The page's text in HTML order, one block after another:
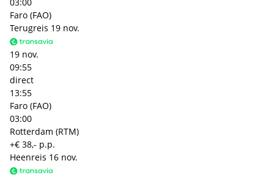
Faro (FAO)
Terugreis 19 nov.
19 nov.
09:55
direct
13:55
Faro (FAO)
03:00
Rotterdam (RTM)
+€ 38,- p.p.
Heenreis 16 nov.